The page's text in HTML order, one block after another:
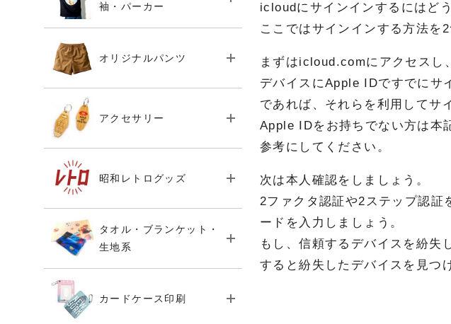
icloudにサインインするにはど
ここではサインインする方法を
まずはicloud.comにアクセスし
デバイスにApple IDですでにサ
であれば、それらを利用してサ
Apple IDをお持ちでない方は本
参考にしてください。
次は本人確認をしましょう。
2ファクタ認証や2ステップ認証
ードを入力しましょう。
もし、信頼するデバイスを紛失
すると紛失したデバイスを見つ
袖・パーカー
オリジナルパンツ
アクセサリー
昭和レトログッズ
タオル・ブランケット・
生地系
カードケース印刷